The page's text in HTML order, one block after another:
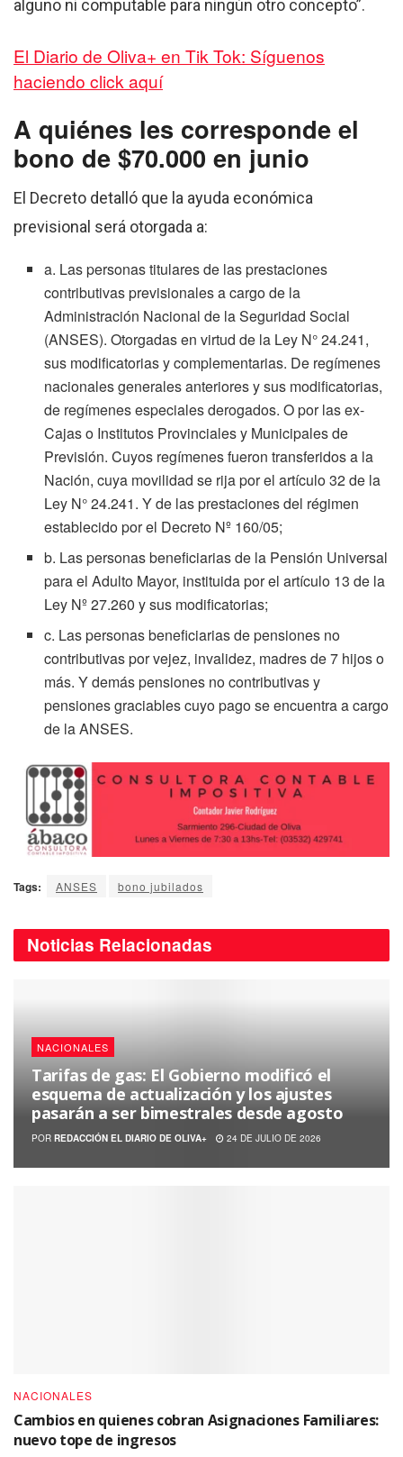
alguno ni computable para ningún otro concepto”.
El Diario de Oliva+ en Tik Tok: Síguenos
haciendo click aquí
A quiénes les corresponde el
bono de $70.000 en junio
El Decreto detalló que la ayuda económica
previsional será otorgada a:
a. Las personas titulares de las prestaciones
contributivas previsionales a cargo de la
Administración Nacional de la Seguridad Social
(ANSES). Otorgadas en virtud de la Ley N° 24.241,
sus modificatorias y complementarias. De regímenes
nacionales generales anteriores y sus modificatorias,
de regímenes especiales derogados. O por las ex-
Cajas o Institutos Provinciales y Municipales de
Previsión. Cuyos regímenes fueron transferidos a la
Nación, cuya movilidad se rija por el artículo 32 de la
Ley N° 24.241. Y de las prestaciones del régimen
establecido por el Decreto Nº 160/05;
b. Las personas beneficiarias de la Pensión Universal
para el Adulto Mayor, instituida por el artículo 13 de la
Ley Nº 27.260 y sus modificatorias;
c. Las personas beneficiarias de pensiones no
contributivas por vejez, invalidez, madres de 7 hijos o
más. Y demás pensiones no contributivas y
pensiones graciables cuyo pago se encuentra a cargo
de la ANSES.
Tags: ANSES bono jubilados
Noticias Relacionadas
NACIONALES
Tarifas de gas: El Gobierno modificó el
esquema de actualización y los ajustes
pasarán a ser bimestrales desde agosto
POR REDACCIÓN EL DIARIO DE OLIVA+ 24 DE JULIO DE 2026
NACIONALES
Cambios en quienes cobran Asignaciones Familiares:
nuevo tope de ingresos